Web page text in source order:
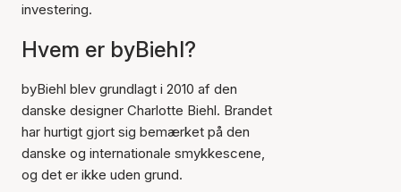
investering.
Hvem er byBiehl?
byBiehl blev grundlagt i 2010 af den
danske designer Charlotte Biehl. Brandet
har hurtigt gjort sig bemærket på den
danske og internationale smykkescene,
og det er ikke uden grund.